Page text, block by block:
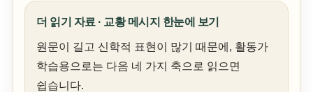
더 읽기 자료 · 교황 메시지 한눈에 보기
원문이 길고 신학적 표현이 많기 때문에, 활동가
학습용으로는 다음 네 가지 축으로 읽으면
쉽습니다.